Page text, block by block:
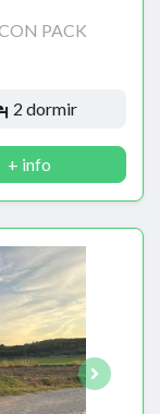
PACK
2 dormir
+ info